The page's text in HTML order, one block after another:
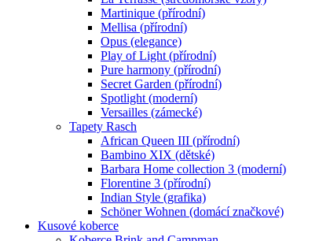
Martinique (přírodní)
Mellisa (přírodní)
Opus (elegance)
Play of Light (přírodní)
Pure harmony (přírodní)
Secret Garden (přírodní)
Spotlight (moderní)
Versailles (zámecké)
Tapety Rasch
African Queen III (přírodní)
Bambino XIX (dětské)
Barbara Home collection 3 (moderní)
Florentine 3 (přírodní)
Indian Style (grafika)
Schöner Wohnen (domácí značkové)
Kusové koberce